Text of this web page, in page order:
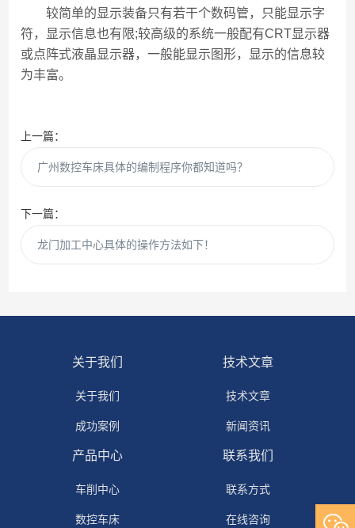
较简单的显示装备只有若干个数码管，只能显示字
符，显示信息也有限;较高级的系统一般配有CRT显示器
或点阵式液晶显示器，一般能显示图形，显示的信息较
为丰富。
上一篇：
广州数控车床具体的编制程序你都知道吗？
下一篇：
龙门加工中心具体的操作方法如下！
关于我们
关于我们
成功案例
技术文章
技术文章
新闻资讯
产品中心
车削中心
数控车床
联系我们
联系方式
在线咨询